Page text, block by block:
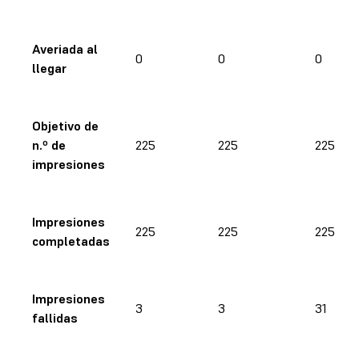
Averiada al
llegar
0 0 0
Objetivo de
n.º de
impresiones
225 225 225
Impresiones
completadas
225 225 225
Impresiones
fallidas
3 3 31